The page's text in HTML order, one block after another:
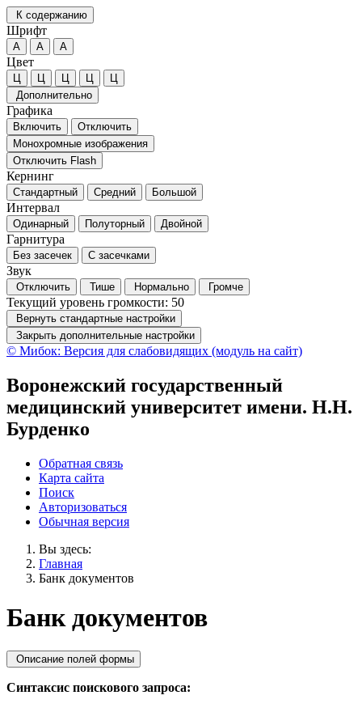
К содержанию
Шрифт
А А А
Цвет
Ц Ц Ц Ц
Ц
Дополнительно
Графика
Включить
Отключить
Монохромные изображения
Отключить Flash
Кернинг
Стандартный Средний Большой
Интервал
Одинарный Полуторный Двойной
Гарнитура
Без засечек С засечками
Звук
Отключить Тише Нормально Громче
Текущий уровень громкости: 50
Вернуть стандартные настройки
Закрыть дополнительные настройки
© Мибок: Версия для слабовидящих (модуль на сайт)
Воронежский государственный
медицинский университет имени. Н.Н.
Бурденко
Обратная связь
Карта сайта
Поиск
Авторизоваться
Обычная версия
Вы здесь:
Главная
Банк документов
Банк документов
Описание полей формы
Синтаксис поискового запроса: